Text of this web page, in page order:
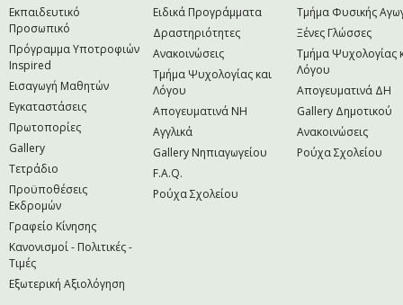
Εκπαιδευτικό
Προσωπικό
Πρόγραμμα Υποτροφιών
Inspired
Εισαγωγή Μαθητών
Εγκαταστάσεις
Πρωτοπορίες
Gallery
Τετράδιο
Προϋποθέσεις
Εκδρομών
Γραφείο Κίνησης
Κανονισμοί - Πολιτικές -
Τιμές
Εξωτερική Αξιολόγηση
Ειδικά Προγράμματα
Δραστηριότητες
Ανακοινώσεις
Τμήμα Ψυχολογίας και
Λόγου
Απογευματινά NH
Αγγλικά
Gallery Νηπιαγωγείου
F.A.Q.
Ρούχα Σχολείου
Τμήμα Φυσικής
Ξένες Γλώσσες
Τμήμα Ψυχολογίας
Λόγου
Απογευματινά ΔΗ
Gallery Δημοτικού
Ανακοινώσεις
Ρούχα Σχολείου